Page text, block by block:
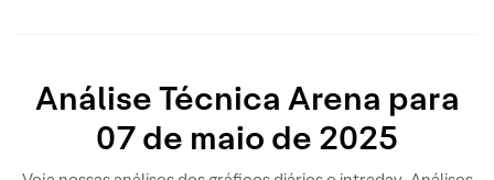
Análise Técnica Arena para
07 de maio de 2025